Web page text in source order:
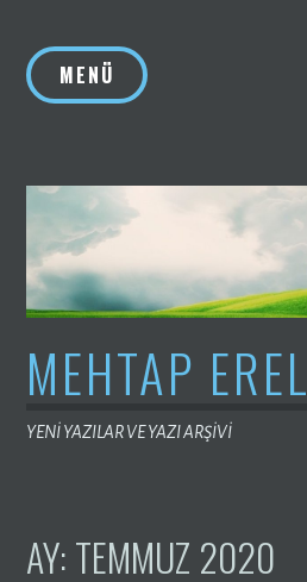
MENÜ
MEHTAP EREL
YENİ YAZILAR VE YAZI ARŞİVİ
AY:TEMMUZ 2020